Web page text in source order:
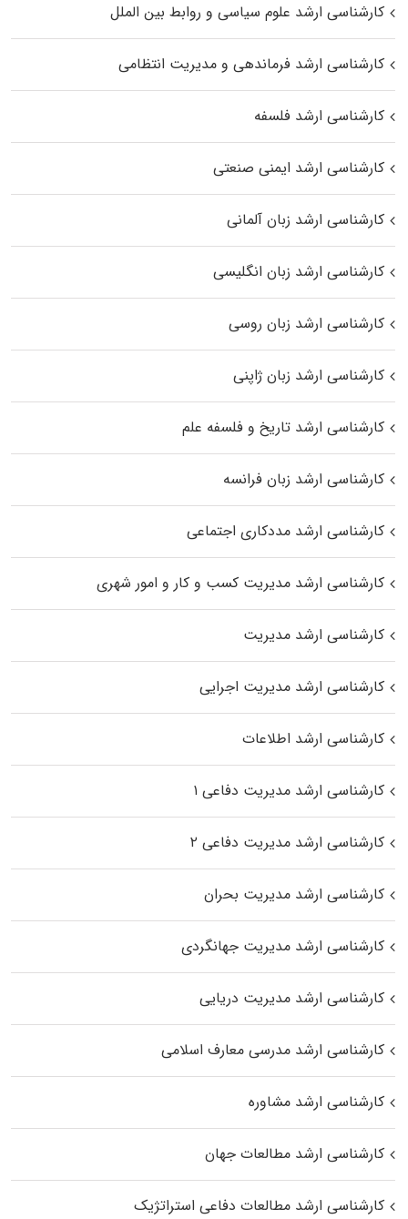
کارشناسی ارشد علوم سیاسی و روابط بین الملل
کارشناسی ارشد فرماندهی و مدیریت انتظامی
کارشناسی ارشد فلسفه
کارشناسی ارشد ایمنی صنعتی
کارشناسی ارشد زبان آلمانی
کارشناسی ارشد زبان انگلیسی
کارشناسی ارشد زبان روسی
کارشناسی ارشد زبان ژاپنی
کارشناسی ارشد تاریخ و فلسفه علم
کارشناسی ارشد زبان فرانسه
کارشناسی ارشد مددکاری اجتماعی
کارشناسی ارشد مدیریت کسب و کار و امور شهری
کارشناسی ارشد مدیریت
کارشناسی ارشد مدیریت اجرایی
کارشناسی ارشد اطلاعات
کارشناسی ارشد مدیریت دفاعی ۱
کارشناسی ارشد مدیریت دفاعی ۲
کارشناسی ارشد مدیریت بحران
کارشناسی ارشد مدیریت جهانگردی
کارشناسی ارشد مدیریت دریایی
کارشناسی ارشد مدرسی معارف اسلامی
کارشناسی ارشد مشاوره
کارشناسی ارشد مطالعات جهان
کارشناسی ارشد مطالعات دفاعی استراتژیک